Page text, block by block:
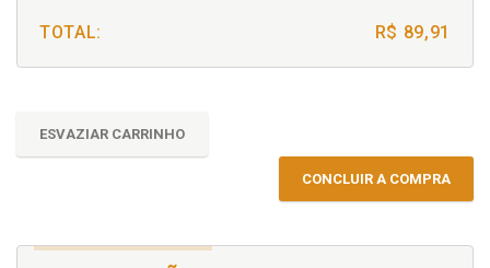
TOTAL: R$ 89,91
ESVAZIAR CARRINHO
CONCLUIR A COMPRA